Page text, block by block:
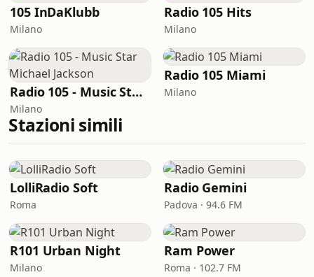
105 InDaKlubb
Milano
Radio 105 Hits
Milano
Radio 105 - Music Star Michael Jackson
Milano
Radio 105 Miami
Milano
Stazioni simili
LolliRadio Soft
Roma
Radio Gemini
Padova · 94.6 FM
R101 Urban Night
Milano
Ram Power
Roma · 102.7 FM